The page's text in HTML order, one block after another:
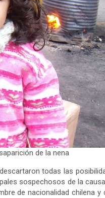
de la nena
todas las
sospechosos de la
de nacionalidad chilena